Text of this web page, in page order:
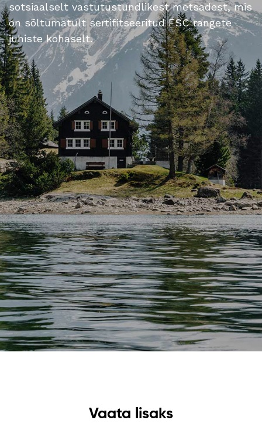
sotsiaalselt vastutustundlikest metsadest, mis
on sõltumatult sertifitseeritud FSC rangete
juhiste kohaselt.
Vaata lisaks